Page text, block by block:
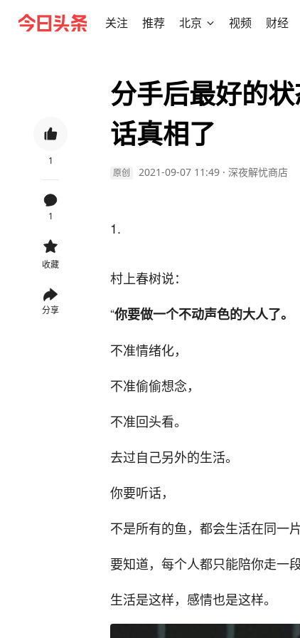
关注 推荐 北京 视频 财经
1
1
收藏
分享
分手后最好的
话真相了
原创 2021-09-07 11:49 · 深夜解忧商店
1.
村上春树说：
“你要做一个不动声色的大人了。
不准情绪化，
不准偷偷想念，
不准回头看。
去过自己另外的生活。
你要听话，
不是所有的鱼，都会生活在同一
要知道，每个人都只能陪你走一
生活是这样，感情也是这样。